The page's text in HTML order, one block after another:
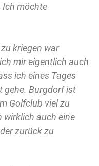
Ich möchte
kriegen war
mir eigentlich auch
ich eines Tages
gehe. Burgdorf ist
Golfclub viel zu
wirklich auch eine
zurück zu